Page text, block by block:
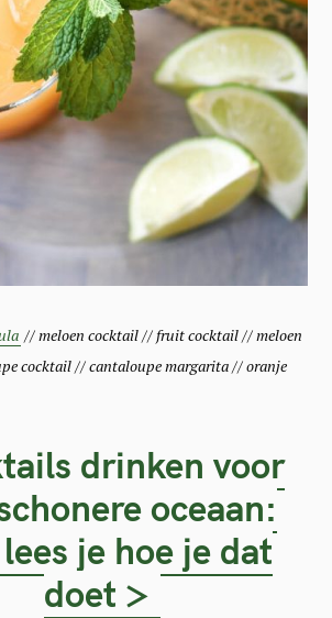
// meloen cocktail // fruit cocktail // meloen
cocktail // cantaloupe margarita // oranje
drinken voor
oceaan:
je hoe je dat
doet >